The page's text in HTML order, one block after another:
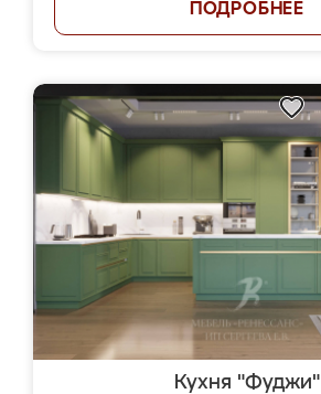
ПОДРОБНЕЕ
Кухня "Фуджи"